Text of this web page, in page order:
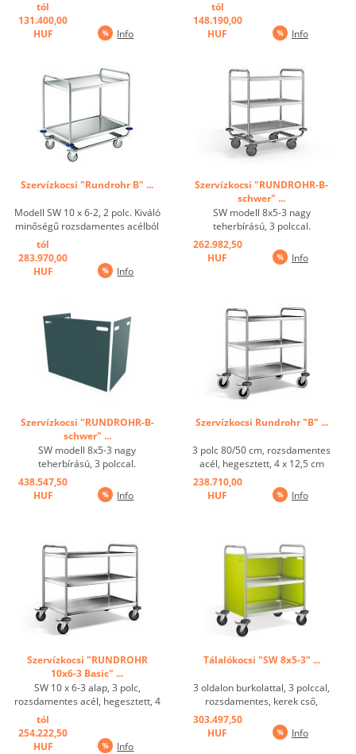
hegesztett varratoknak mely
stabilizálja csővázat és a
polcokat. Peremes szegélyekkel
tól
131.400,00
HUF
Info
hegesztett varratoknak mely
stabilizálja csővázat és a
polcokat. Peremes szegélyekkel
tól
148.190,00
HUF
Info
Szervízkocsi "Rundrohr B" ...
Modell SW 10 x 6-2, 2 polc. Kiváló
minőségű rozsdamentes acélból
készült. tökéletes kombinációja
hegesztett varratoknak mely
stabilizálja csővázat és a
polcokat. Peremes szegélyekkel
tól
283.970,00
HUF
Info
Szervízkocsi "RUNDROHR-B-
schwer" ...
SW modell 8x5-3 nagy
teherbírású, 3 polccal.
Rozsdamentes acél, hegesztett
polcok, polcok méretei: 3 polc
80/50 cm, polconkénti max
átmérő 12,5 cm, ebből 2 fékes ...
262.982,50
HUF
Info
Szervízkocsi "RUNDROHR-B-
schwer" ...
SW modell 8x5-3 nagy
teherbírású, 3 polccal.
Rozsdamentes acél, hegesztett
polcok, polcok mérete: 3 polc
80/50 cm, polconkénti max.
12,5 cm, ebből 2 fékes, ...
438.547,50
HUF
Info
Szervízkocsi Rundrohr "B" ...
3 polc 80/50 cm, rozsdamentes
acél, hegesztett, 4 x 12,5 cm
átmérőjű, levegővel felfújt kerék,
ebből 2 fékezhető, maximális
terhelhetőség: 80 kg
238.710,00
HUF
Info
Szervízkocsi "RUNDROHR
10x6-3 Basic" ...
SW 10 x 6-3 alap, 3 polc,
rozsdamentes acél, hegesztett, 4
x 12,5 cm átmérőjű forgatható
görgővel, 2 fékezhető, maximális
terhelés: 80 kg per polclap,
tól
254.222,50
HUF
Info
Tálalókocsi "SW 8x5-3" ...
3 oldalon burkolattal, 3 polccal,
rozsdamentes, kerek cső,
hegesztett, maximális
teherbírás: polconként 80 kg, 4
db 12,5 cm-es forgó görgővel,
303.497,50
HUF
Info